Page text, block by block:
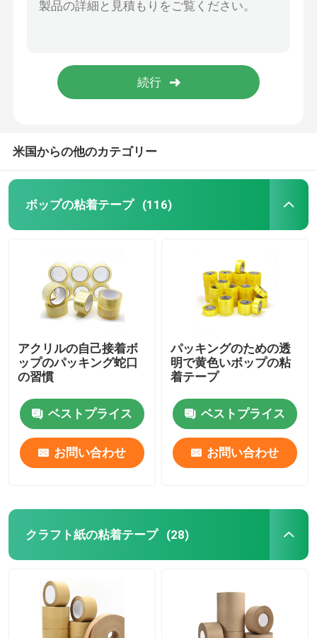
米国からの他のカテゴリー
ボップの粘着テープ (116)
アクリルの自己接着ボ
ップのパッキング蛇口
の習慣
ベストプライス
お問い合わせ
パッキングのための透
明で黄色いボップの粘
着テープ
ベストプライス
お問い合わせ
クラフト紙の粘着テープ (28)